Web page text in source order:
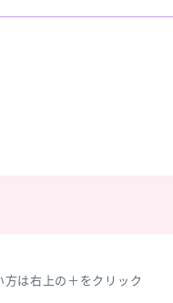
方は右上の＋をクリック